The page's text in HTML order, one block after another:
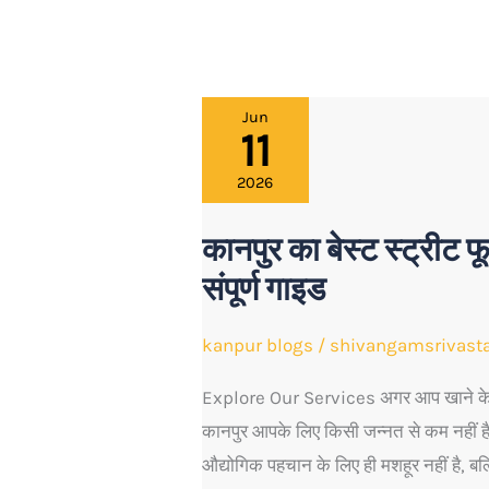
Jun
11
2026
कानपुर का बेस्ट स्ट्रीट
संपूर्ण गाइड
kanpur blogs /
Explore Our Services अगर आप खाने के
कानपुर आपके लिए किसी जन्नत से कम नहीं
औद्योगिक पहचान के लिए ही मशहूर नहीं है,
कानपुर
फूड:
खाने
शौकीनों
एक